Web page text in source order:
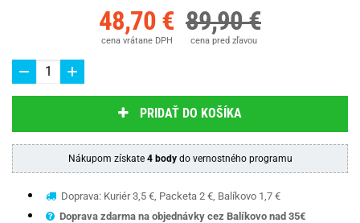
48,70 €
cena vrátane DPH
89,90 €
cena pred zľavou
PRIDAŤ DO KOŠÍKA
Nákupom získate 4 bodydo vernostného programu
Doprava: Kuriér 3,5 €, Packeta 2 €, Balíkovo 1,7 €
Doprava zdarma na objednávky cez Balíkovo nad 35€